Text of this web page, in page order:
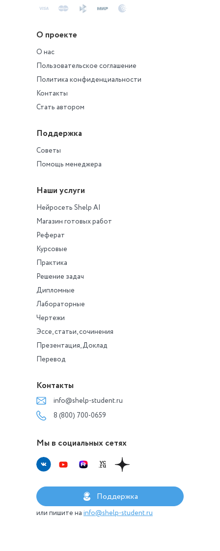
О проекте
О нас
Пользовательское соглашение
Политика конфиденциальности
Контакты
Стать автором
Поддержка
Советы
Помощь менеджера
Наши услуги
Нейросеть Shelp AI
Магазин готовых работ
Реферат
Курсовые
Практика
Решение задач
Дипломные
Лабораторные
Чертежи
Эссе, статьи, сочинения
Презентация, Доклад
Перевод
Контакты
info@shelp-student.ru
8 (800) 700-0659
Мы в социальных сетях
Поддержка
или пишите на info@shelp-student.ru